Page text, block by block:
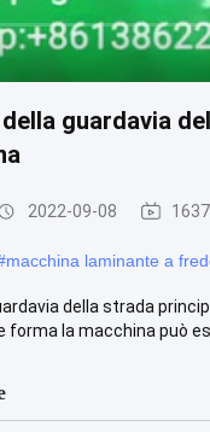
guardavia
2022-09-08
macchina laminante a
della strada
forma la macchina può